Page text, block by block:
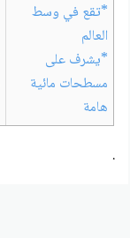
*تقع في وسط
العالم
*يشرف على
مسطحات مائية
هامة
.